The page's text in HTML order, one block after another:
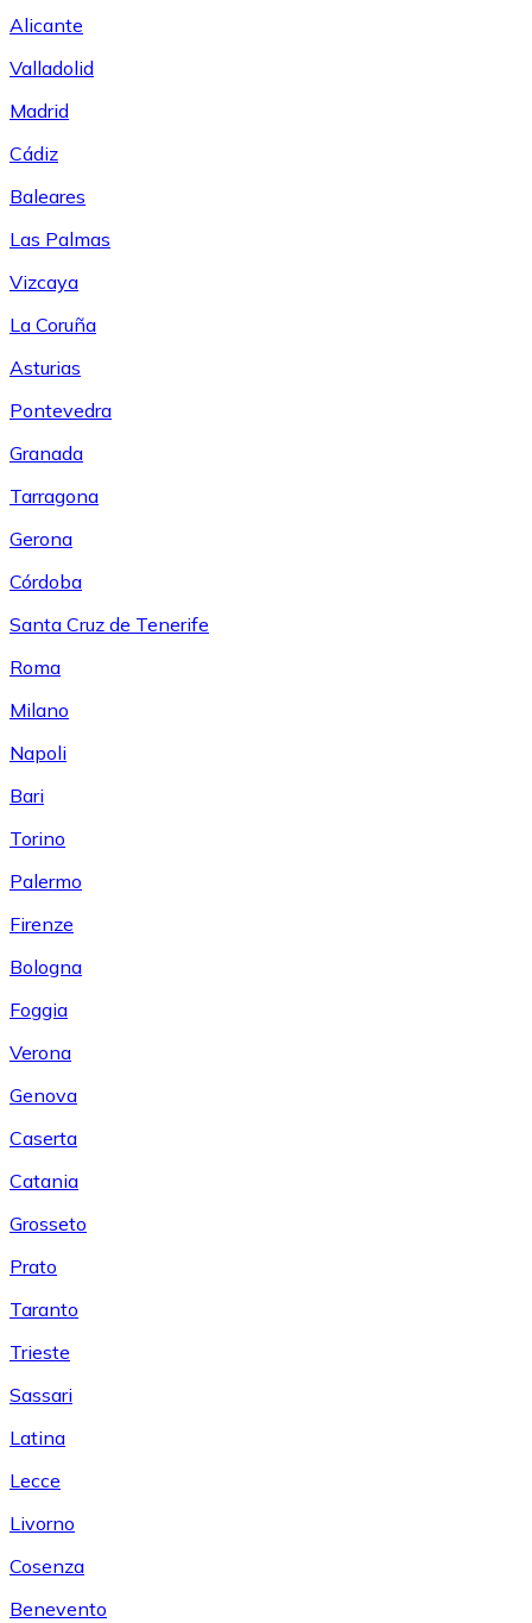
Alicante
Valladolid
Madrid
Cádiz
Baleares
Las Palmas
Vizcaya
La Coruña
Asturias
Pontevedra
Granada
Tarragona
Gerona
Córdoba
Santa Cruz de Tenerife
Roma
Milano
Napoli
Bari
Torino
Palermo
Firenze
Bologna
Foggia
Verona
Genova
Caserta
Catania
Grosseto
Prato
Taranto
Trieste
Sassari
Latina
Lecce
Livorno
Cosenza
Benevento